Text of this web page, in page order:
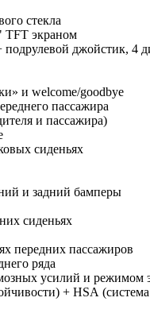
стекла
TFT экраном
джойстик, 4
и welcome/goodbye
пассажира
и пассажира)
сиденьях
и задний бамперы
сиденьях
передних пассажиров
ряда
усилий и режимом
+ HSА